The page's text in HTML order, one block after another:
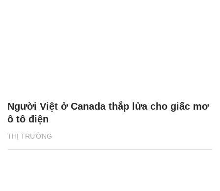
THỊ TRƯỜNG
Người Việt ở Canada thắp lửa cho giấc mơ
ô tô điện